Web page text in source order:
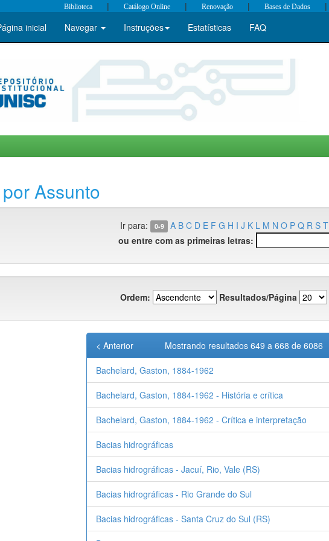
Biblioteca | Catálogo Online | Renovação | Bases de Dados |
inicial Navegar Instruções Estatísticas FAQ
Assunto
Ir para: 0-9 A B C D E F G H I J K L M N O P Q R S T
ou entre com as primeiras letras:
Ordem: Resultados/Página
Mostrando resultados 649 a 668 de 6086
< Anterior
Bachelard, Gaston, 1884-1962
Bachelard, Gaston, 1884-1962 - História e crítica
Bachelard, Gaston, 1884-1962 - Crítica e interpretação
Bacias hidrográficas
Bacias hidrográficas - Jacuí, Rio, Vale (RS)
Bacias hidrográficas - Rio Grande do Sul
Bacias hidrográficas - Santa Cruz do Sul (RS)